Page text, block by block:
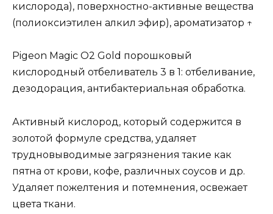
кислорода), поверхностно-активные вещества
(полиоксиэтилен алкил эфир), ароматизатор ↑
Pigeon Magic O2 Gold порошковый
кислородный отбеливатель 3 в 1: отбеливание,
дезодорация, антибактериальная обработка.
Активный кислород, который содержится в
золотой формуле средства, удаляет
трудновыводимые загрязнения такие как
пятна от крови, кофе, различных соусов и др.
Удаляет пожелтения и потемнения, освежает
цвета ткани.